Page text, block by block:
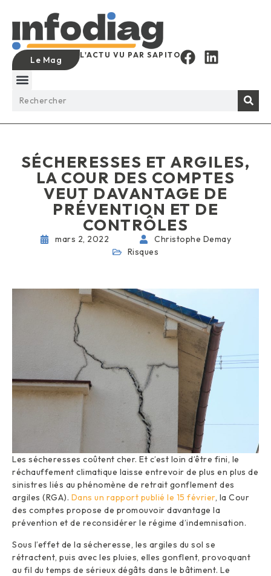
Le Mag L'ACTU VU PAR SAPITO
SÉCHERESSES ET ARGILES,
LA COUR DES COMPTES
VEUT DAVANTAGE DE
PRÉVENTION ET DE
CONTRÔLES
mars 2, 2022
Christophe Demay
Risques
Les sécheresses coûtent cher. Et c’est loin d’être fini, le
réchauffement climatique laisse entrevoir de plus en plus de
sinistres liés au phénomène de retrait gonflement des
argiles (RGA). Dans un rapport publié le 15 février, la Cour
des comptes propose de promouvoir davantage la
prévention et de reconsidérer le régime d’indemnisation.
Sous l’effet de la sécheresse, les argiles du sol se
rétractent, puis avec les pluies, elles gonflent, provoquant
au fil du temps de sérieux dégâts dans le bâtiment. Le